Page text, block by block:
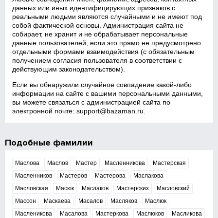
данных или иных идентифицирующих признаков с
реальными людьми являются случайными и не имеют под
собой фактической основы. Администрация сайта не
собирает, не хранит и не обрабатывает персональные
данные пользователей, если это прямо не предусмотрено
отдельными формами взаимодействия (с обязательным
получением согласия пользователя в соответствии с
действующим законодательством).
Если вы обнаружили случайное совпадение какой‑либо
информации на сайте с вашими персональными данными,
вы можете связаться с администрацией сайта по
электронной почте:support@bazaman.ru
Подобные фамилии
Маслова Маслов Мастер Масленникова
Мастерская
Масленников
Мастеров Мастерова
Маслакова
Масловская
Масюк Маслаков Мастерских
Масловский
Массон
Маскаева Масалов Масляков
Маслюк
Масленикова
Масалова Мастеркова Маслюков Масликова